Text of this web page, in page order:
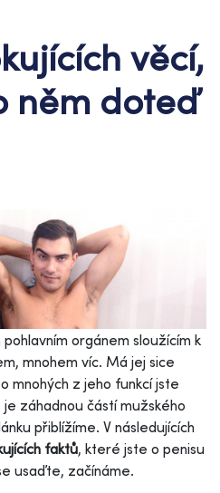
věcí,
něm doteď
orgánem sloužícím k
mnohem víc. Má jej sice
mnohých z jeho funkcí jste
záhadnou částí mužského
přiblížíme. V následujících
faktů, které jste o penisu
usaďte, začínáme.